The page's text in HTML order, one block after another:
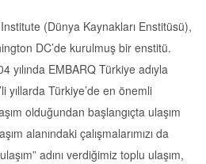
(Dünya Kaynakları Enstitüsü),
DC’de kurulmuş bir enstitü.
yılında EMBARQ Türkiye adıyla
yıllarda Türkiye’de en önemli
olduğundan başlangıçta ulaşım
alanındaki çalışmalarımızı da
adını verdiğimiz toplu ulaşım,